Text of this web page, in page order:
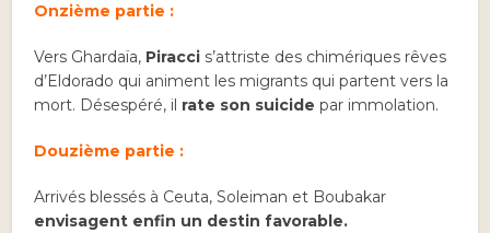
Onzième partie :
Vers Ghardaïa, Piracci s’attriste des chimériques rêves
d’Eldorado qui animent les migrants qui partent vers la
mort. Désespéré, il rate son suicidepar immolation.
Douzième partie :
Arrivés blessés à Ceuta, Soleiman et Boubakar
envisagent enfin un destin favorable.